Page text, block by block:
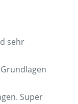
sehr
Super